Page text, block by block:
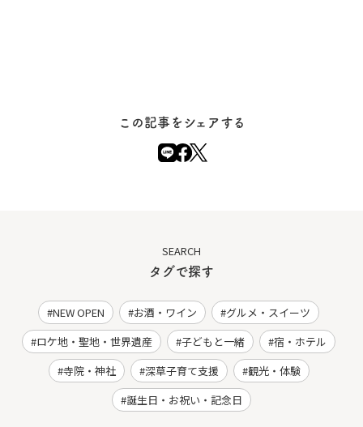
この記事をシェアする
SEARCH
タグで探す
NEW OPEN お酒・ワイン
グルメ・スイーツ
ロケ地・聖地・世界遺産
子どもと一緒
宿・ホテル
寺院・神社
深草子育て支援
観光・体験
誕生日・お祝い・記念日